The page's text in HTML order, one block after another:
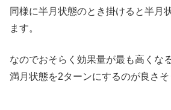
同様に半月状態のとき掛けると半月
ます。
なのでおそらく効果量が最も高くな
満月状態を2ターンにするのが良さそ